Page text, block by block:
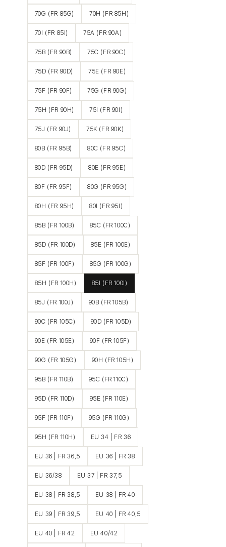
70G (FR 85G) 70H (FR 85H)
70I (FR 85I) 75A (FR 90A)
75B (FR 90B) 75C (FR 90C)
75D (FR 90D) 75E (FR 90E)
75F (FR 90F) 75G (FR 90G)
75H (FR 90H) 75I (FR 90I)
75J (FR 90J) 75K (FR 90K)
80B (FR 95B) 80C (FR 95C)
80D (FR 95D) 80E (FR 95E)
80F (FR 95F) 80G (FR 95G)
80H (FR 95H) 80I (FR 95I)
85B (FR 100B) 85C (FR 100C)
85D (FR 100D) 85E (FR 100E)
85F (FR 100F) 85G (FR 100G)
85H (FR 100H) 85I (FR 100I)
85J (FR 100J) 90B (FR 105B)
90C (FR 105C) 90D (FR 105D)
90E (FR 105E) 90F (FR 105F)
90G (FR 105G) 90H (FR 105H)
95B (FR 110B) 95C (FR 110C)
95D (FR 110D) 95E (FR 110E)
95F (FR 110F) 95G (FR 110G)
95H (FR 110H) EU 34 | FR 36
EU 36 | FR 36,5 EU 36 | FR 38
EU 36/38 EU 37 | FR 37,5
EU 38 | FR 38,5 EU 38 | FR 40
EU 39 | FR 39,5 EU 40 | FR 40,5
EU 40 | FR 42 EU 40/42